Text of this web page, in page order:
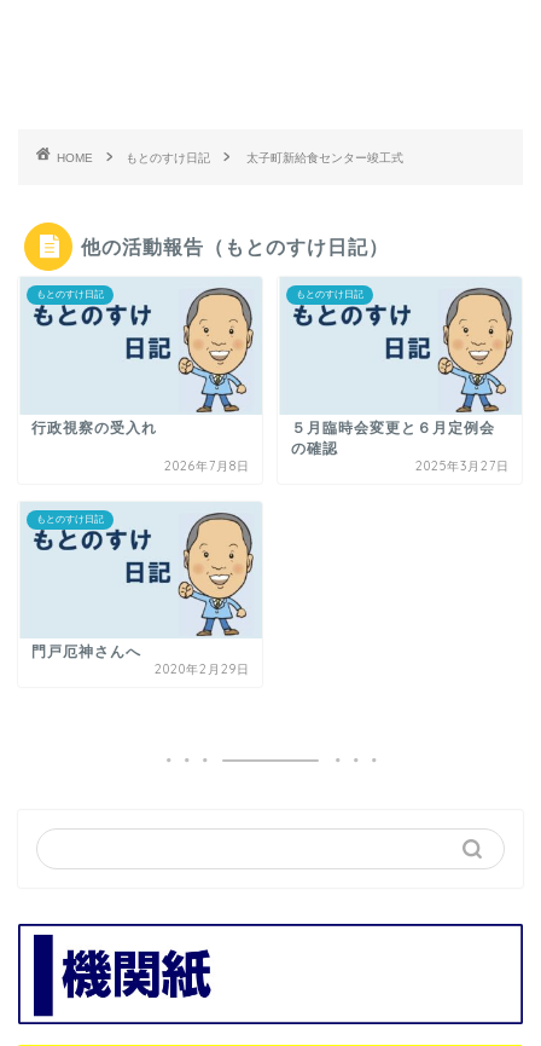
HOME もとのすけ日記 太子町新給食センター竣工式
他の活動報告（もとのすけ日記）
もとのすけ日記
行政視察の受入れ
2026年7月8日
もとのすけ日記
５月臨時会変更と６月定例会
の確認
2025年3月27日
もとのすけ日記
門戸厄神さんへ
2020年2月29日